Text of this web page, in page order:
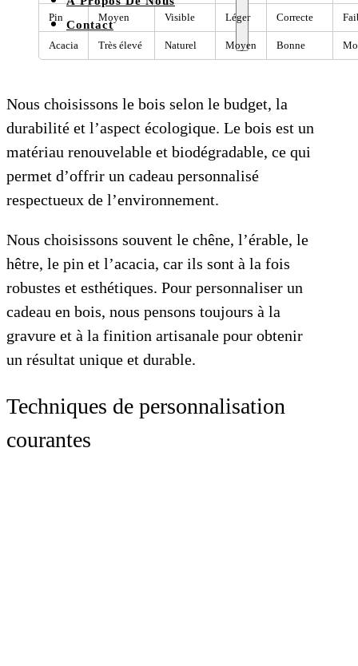
Contact
Pin Moyen Visible Léger Correcte
Acacia Très élevé Naturel Moyen Bonne
Nous choisissons le bois selon le budget, la
durabilité et l’aspect écologique. Le bois est un
matériau renouvelable et biodégradable, ce qui
permet d’offrir un cadeau personnalisé
respectueux de l’environnement.
Nous choisissons souvent le chêne, l’érable, le
hêtre, le pin et l’acacia, car ils sont à la fois
robustes et esthétiques. Pour personnaliser un
cadeau en bois, nous pensons toujours à la
gravure et à la finition artisanale pour obtenir
un résultat unique et durable.
Techniques de personnalisation
courantes